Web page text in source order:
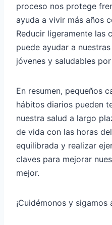
proceso nos protege
ayuda a vivir más años
Reducir ligeramente las
puede ayudar a
jóvenes y saludables
En resumen, pequeños
hábitos diarios pueden
nuestra salud a largo
de vida con las horas
equilibrada y realizar
claves para mejorar
mejor.
¡Cuidémonos y